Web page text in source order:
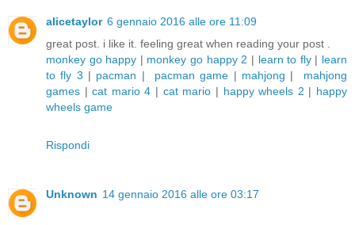
alicetaylor 6 gennaio 2016 alle ore 11:09
great post. i like it. feeling great when reading your post .
monkey go happy | monkey go happy 2 | learn to fly| learn
to fly 3 | pacman | pacman game | mahjong | mahjong
games |cat mario 4 | cat mario | happy wheels 2 | happy
wheels game
Rispondi
Unknown 14 gennaio 2016 alle ore 03:17